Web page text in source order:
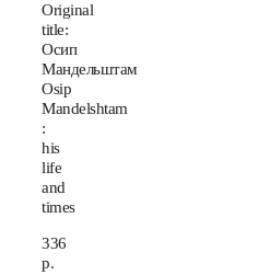
Original
title:
Осип
Мандельштам
Osip
Mandelshtam
:
his
life
and
times
336
p.